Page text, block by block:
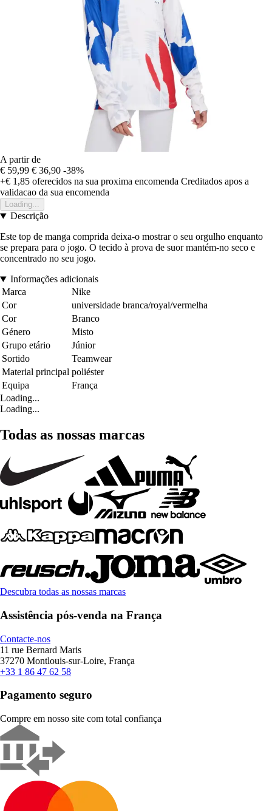
A partir de
€ 59,99 € 36,90 -38%
+€ 1,85 oferecidos na sua proxima encomenda Creditados apos a
validacao da sua encomenda
Loading...
Descrição
Este top de manga comprida deixa-o mostrar o seu orgulho enquanto
se prepara para o jogo. O tecido à prova de suor mantém-no seco e
concentrado no seu jogo.
Informações adicionais
Marca
Nike
Cor
universidade branca/royal/vermelha
Cor
Branco
Género
Misto
Grupo etário
Júnior
Sortido
Teamwear
Material principal poliéster
Equipa
França
Loading...
Loading...
Todas as nossas marcas
Descubra todas as nossas marcas
Assistência pós-venda na França
Contacte-nos
11 rue Bernard Maris
37270 Montlouis-sur-Loire, França
+33 1 86 47 62 58
Pagamento seguro
Compre em nosso site com total confiança